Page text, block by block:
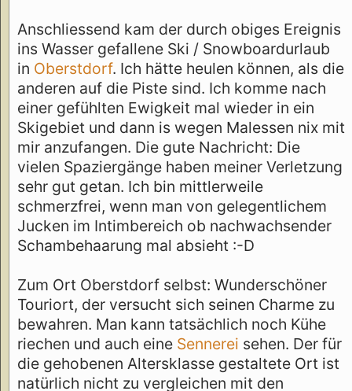
Anschliessend kam der durch obiges Ereignis
ins Wasser gefallene Ski / Snowboardurlaub
in Oberstdorf. Ich hätte heulen können, als die
anderen auf die Piste sind. Ich komme nach
einer gefühlten Ewigkeit mal wieder in ein
Skigebiet und dann is wegen Malessen nix mit
mir anzufangen. Die gute Nachricht: Die
vielen Spaziergänge haben meiner Verletzung
sehr gut getan. Ich bin mittlerweile
schmerzfrei, wenn man von gelegentlichem
Jucken im Intimbereich ob nachwachsender
Schambehaarung mal absieht :-D
Zum Ort Oberstdorf selbst: Wunderschöner
Touriort, der versucht sich seinen Charme zu
bewahren. Man kann tatsächlich noch Kühe
riechen und auch eine Sennerei sehen. Der für
die gehobenen Altersklasse gestaltete Ort ist
natürlich nicht zu vergleichen mit den